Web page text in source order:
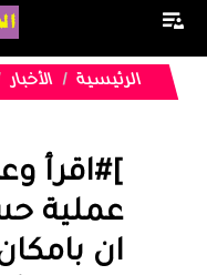
الرئيسية الأخبار
]#اقرأ
عملية
ان